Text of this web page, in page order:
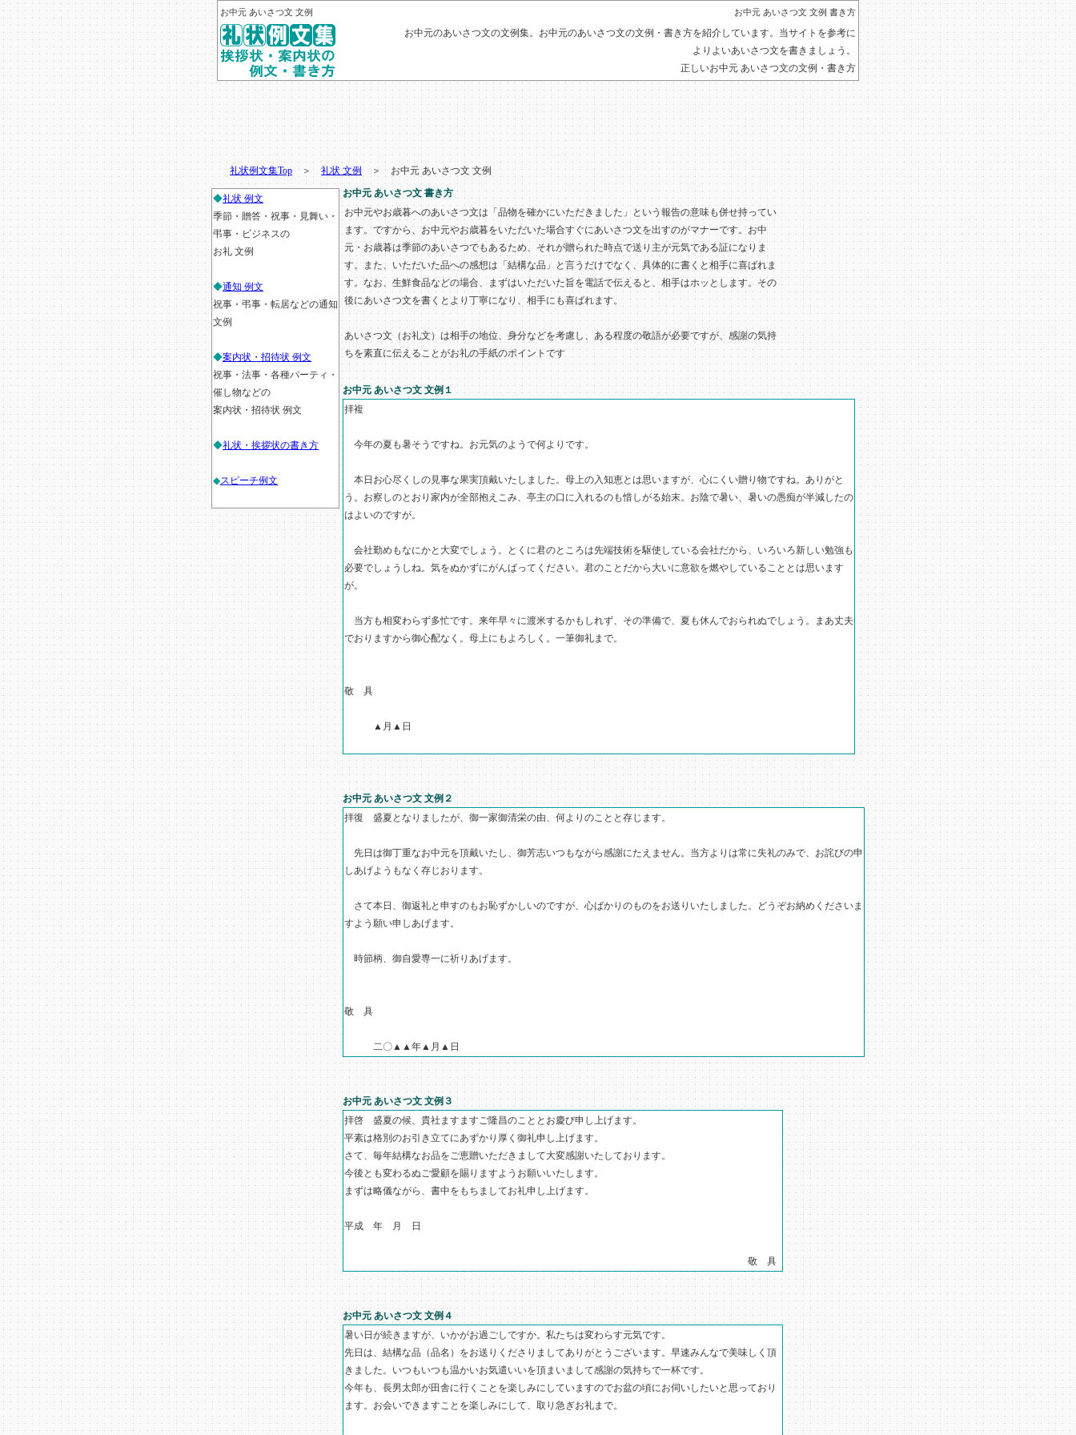
お中元 あいさつ文 文例 お中元 あいさつ文 文例 書き方
お中元のあいさつ文の文例集。 お中元のあいさつ文の文例 ・ 書き方を紹介しています。当サイトを参考に
よりよいあいさつ文を書きましょう。
正しいお中元 あいさつ文の文例・書き方
礼状例文集Top ＞礼状 文例 ＞ お中元 あいさつ文 文例
お中元 あいさつ文 書き方
お中元やお歳暮へのあいさつ文は「品物を確かにいただきました」という報告の意味も併せ持ってい
ます。ですから、お中元やお歳暮をいただいた場合すぐにあいさつ文を出すのがマナーです。お中
元・お歳暮は季節のあいさつでもあるため、それが贈られた時点で送り主が元気である証になりま
す。また、いただいた品への感想は「結構な品」と言うだけでなく、具体的に書くと相手に喜ばれま
す。なお、生鮮食品などの場合、まずはいただいた旨を電話で伝えると、相手はホッとします。その
後にあいさつ文を書くとより丁寧になり、相手にも喜ばれます。
あいさつ文（お礼文）は相手の地位、身分などを考慮し、ある程度の敬語が必要ですが、感謝の気持
ちを素直に伝えることがお礼の手紙のポイントです
お中元 あいさつ文 文例１
拝複
今年の夏も暑そうですね。お元気のようで何よりです。
本日お心尽くしの見事な果実頂戴いたしました。母上の入知恵とは思いますが、心にくい贈り物ですね。ありがと
う。お察しのとおり家内が全部抱えこみ、亭主の口に入れるのも惜しがる始末。お陰で暑い、暑いの愚痴が半減したの
はよいのですが。
会社勤めもなにかと大変でしょう。とくに君のところは先端技術を駆使している会社だから、いろいろ新しい勉強も
必要でしょうしね。気をぬかずにがんばってください。君のことだから大いに意欲を燃やしていることとは思います
が。
当方も相変わらず多忙です。来年早々に渡米するかもしれず、その準備で、夏も休んでおられぬでしょう。まあ丈夫
でおりますから御心配なく。母上にもよろしく。一筆御礼まで。
敬 具
▲月▲日
お中元 あいさつ文 文例２
拝復 盛夏となりましたが、御一家御清栄の由、何よりのことと存じます。
先日は御丁重なお中元を頂戴いたし、御芳志いつもながら感謝にたえません。当方よりは常に失礼のみで、お詫びの申
しあげようもなく存じおります。
さて本日、御返礼と申すのもお恥ずかしいのですが、心ばかりのものをお送りいたしました。どうぞお納めくださいま
すよう願い申しあげます。
時節柄、御自愛専一に祈りあげます。
敬 具
二〇▲▲年▲月▲日
お中元 あいさつ文 文例３
拝啓 盛夏の候、貴社ますますご隆昌のこととお慶び申し上げます。
平素は格別のお引き立てにあずかり厚く御礼申し上げます。
さて、毎年結構なお品をご恵贈いただきまして大変感謝いたしております。
今後とも変わるぬご愛顧を賜りますようお願いいたします。
まずは略儀ながら、書中をもちましてお礼申し上げます。
平成 年 月 日
敬 具
お中元 あいさつ文 文例４
暑い日が続きますが、いかがお過ごしですか。私たちは変わらす元気です。
先日は、結構な品（品名）をお送りくださりましてありがとうございます。早速みんなで美味しく頂
きました。いつもいつも温かいお気遣いいを頂まいまして感謝の気持ちで一杯です。
今年も、長男太郎が田舎に行くことを楽しみにしていますのでお盆の頃にお伺いしたいと思っており
ます。お会いできますことを楽しみにして、取り急ぎお礼まで。
◆礼状 例文
季節・贈答・祝事・見舞い・
弔事・ビジネスの
お礼 文例
◆通知 例文
祝事・弔事・転居などの通知
文例
◆案内状・招待状 例文
祝事・法事・各種パーティ・
催し物などの
案内状・招待状 例文
◆礼状・挨拶状の書き方
◆スピーチ例文